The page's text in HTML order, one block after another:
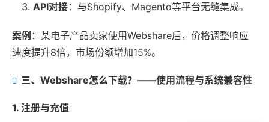
API对接：与Shopify、Magento等平台无缝集成。
案例 ：某电子产品卖家使用Webshare后，价格调整响应
速度提升8倍，市场份额增加15%。
三、Webshare怎么下载？——使用流程与系统兼容性
1. 注册与充值